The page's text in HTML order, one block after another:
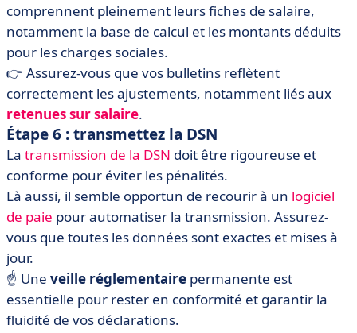
comprennent pleinement leurs fiches de salaire,
notamment la base de calcul et les montants déduits
pour les charges sociales.
👉 Assurez-vous que vos bulletins reflètent
correctement les ajustements, notamment liés aux
retenuessursalaire.
Étape 6 : transmettez la DSN
La transmission de la DSN doit être rigoureuse et
conforme pour éviter les pénalités.
Là aussi, il semble opportun de recourir à un logiciel
de paie pour automatiser la transmission. Assurez-
vous que toutes les données sont exactes et mises à
jour.
☝️ Une veille réglementaire permanente est
essentielle pour rester en conformité et garantir la
fluidité de vos déclarations.